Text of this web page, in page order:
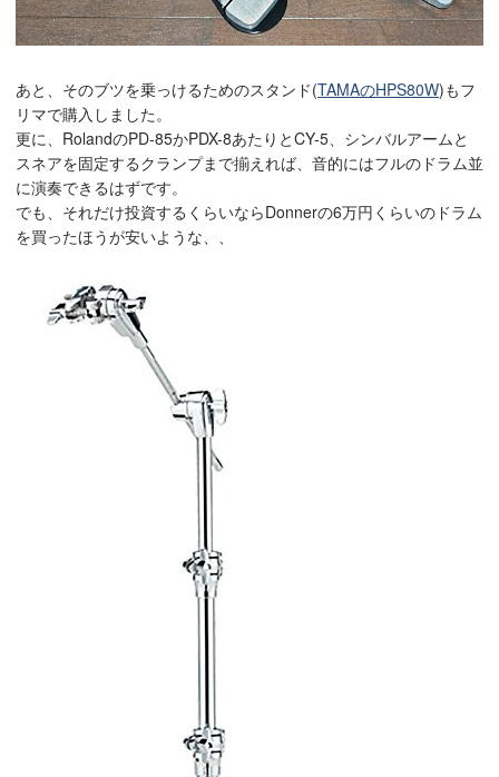
あと、そのブツを乗っけるためのスタンド(TAMAのHPS80W)もフ
リマで購入しました。
更に、RolandのPD-85かPDX-8あたりとCY-5、シンバルアームと
スネアを固定するクランプまで揃えれば、音的にはフルのドラム並
に演奏できるはずです。
でも、それだけ投資するくらいならDonnerの6万円くらいのドラム
を買ったほうが安いような、、